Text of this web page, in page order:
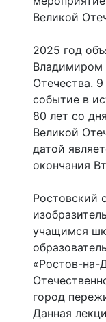
Великой
2025 год
Владимиром
Отечества.
событие в
80 лет со
Великой
датой
окончания
Ростовский
учащимся
«Ростов-на-
город
Данная